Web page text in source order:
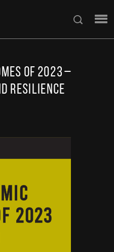
of 2023 –
resilience